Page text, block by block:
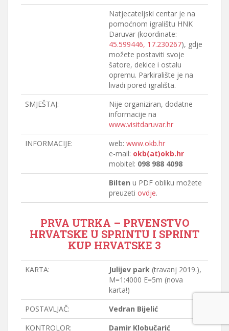
Natjecateljski centar je na
pomoćnom igralištu HNK
Daruvar (koordinate:
45.599446, 17.230267), gdje
možete postaviti svoje
šatore, dekice i ostalu
opremu. Parkiralište je na
livadi pored igrališta.
SMJEŠTAJ:
Nije organiziran, dodatne
informacije na
www.visitdaruvar.hr
INFORMACIJE:
web: www.okb.hr
e-mail: okb(at)okb.hr
mobitel: 098 988 4098
Bilten u PDF obliku možete
preuzeti ovdje.
PRVA UTRKA – PRVENSTVO
HRVATSKE U SPRINTU I SPRINT
KUP HRVATSKE 3
KARTA: Julijev park (travanj 2019.),
M=1:4000 E=5m (nova
karta!)
POSTAVLJAČ:
Vedran Bijelić
KONTROLOR:
Damir Klobučarić